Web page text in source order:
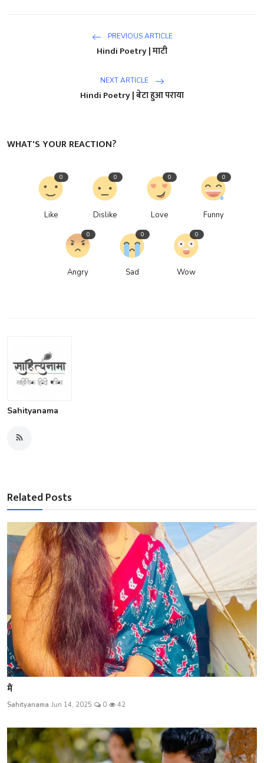
PREVIOUS ARTICLE
Hindi Poetry | माटी
NEXT ARTICLE
Hindi Poetry | बेटा हुआ पराया
WHAT'S YOUR REACTION?
Like
0
Dislike
0
Love
0
Funny
0
Angry
0
Sad
0
Wow
0
Sahityanama
Related Posts
मैं
Sahityanama Jun 14, 2025 0 42